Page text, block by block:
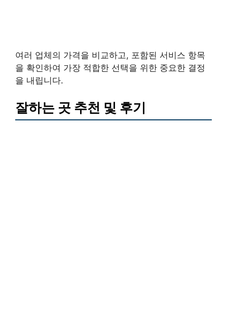
여러 업체의 가격을 비교하고, 포함된 서비스 항목
을 확인하여 가장 적합한 선택을 위한 중요한 결정
을 내립니다.
잘하는 곳 추천 및 후기